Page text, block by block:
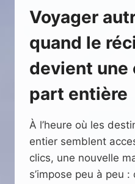
Voyager
quand le
devient une
part entière
À l’heure où les
entier semblent
clics, une nouvelle
s’impose peu à peu